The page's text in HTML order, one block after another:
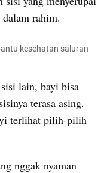
rahim.
kesehatan saluran
lain, bayi bisa
terasa asing.
terlihat pilih-pilih
nggak nyaman